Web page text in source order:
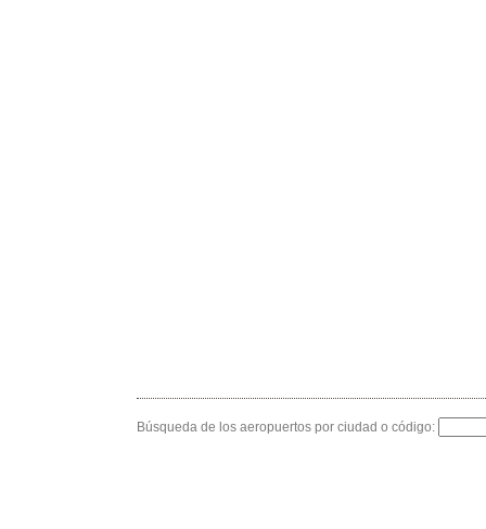
Búsqueda de los aeropuertos por ciudad o código: